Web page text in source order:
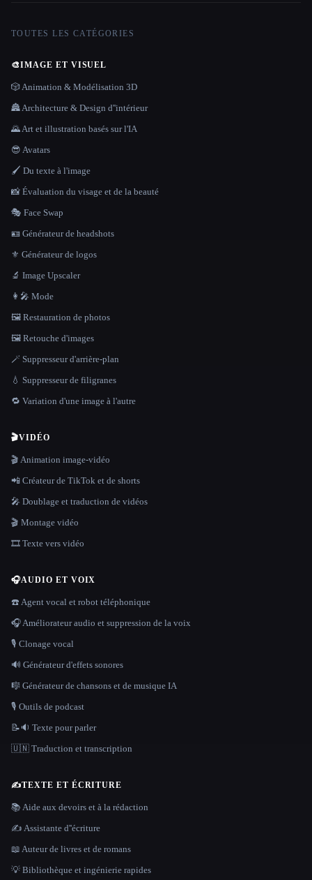
TOUTES LES CATÉGORIES
🎨IMAGE ET VISUEL
🎲 Animation & Modélisation 3D
🏯 Architecture & Design d''intérieur
🌄 Art et illustration basés sur l'IA
😎 Avatars
🖌️ Du texte à l'image
📸 Évaluation du visage et de la beauté
🎭 Face Swap
🪪 Générateur de headshots
⚜️ Générateur de logos
🔬 Image Upscaler
👩‍🎤 Mode
🖼️ Restauration de photos
🖼️ Retouche d'images
🪄 Suppresseur d'arrière-plan
💧 Suppresseur de filigranes
🔁 Variation d'une image à l'autre
🎬VIDÉO
🎬 Animation image-vidéo
📲 Créateur de TikTok et de shorts
🎤 Doublage et traduction de vidéos
🎬 Montage vidéo
🎞️ Texte vers vidéo
🎧AUDIO ET VOIX
☎️ Agent vocal et robot téléphonique
🎧 Améliorateur audio et suppression de la voix
🎙️ Clonage vocal
🔊 Générateur d'effets sonores
🎼 Générateur de chansons et de musique IA
🎙️ Outils de podcast
📝🔉 Texte pour parler
🇺🇳 Traduction et transcription
✍️TEXTE ET ÉCRITURE
📚 Aide aux devoirs et à la rédaction
✍️ Assistante d''écriture
📖 Auteur de livres et de romans
💡 Bibliothèque et ingénierie rapides